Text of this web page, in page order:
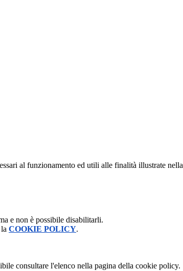
al funzionamento ed utili alle finalità illustrate nella
e non è possibile disabilitarli.
COOKIE POLICY.
consultare l'elenco nella pagina della cookie policy.